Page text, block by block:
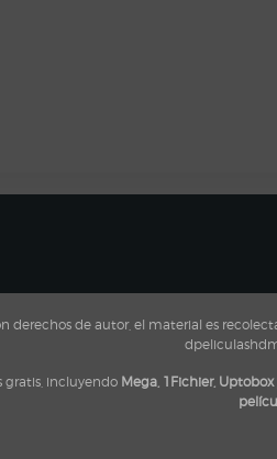
de autor, el material es
gratis, incluyendo Mega, 1Fichier, Uptobox